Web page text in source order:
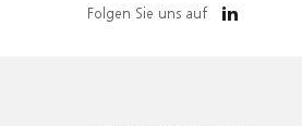
Folgen Sie uns auf